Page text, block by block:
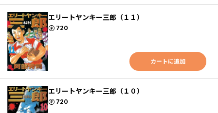
エリートヤンキー三郎（１１）
720
ポイント
カートに追加
エリートヤンキー三郎（１０）
720
ポイント